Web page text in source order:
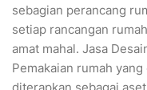
sebagian perancang
setiap rancangan
amat mahal. Jasa
Pemakaian rumah